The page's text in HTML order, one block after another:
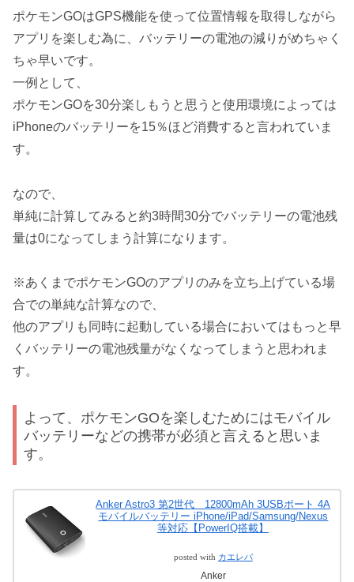
ポケモンGOはGPS機能を使って位置情報を取得しながら
アプリを楽しむ為に、バッテリーの電池の減りがめちゃく
ちゃ早いです。
一例として、
ポケモンGOを30分楽しもうと思うと使用環境によっては
iPhoneのバッテリーを15％ほど消費すると言われていま
す。
なので、
単純に計算してみると約3時間30分でバッテリーの電池残
量は0になってしまう計算になります。
※あくまでポケモンGOのアプリのみを立ち上げている場
合での単純な計算なので、
他のアプリも同時に起動している場合においてはもっと早
くバッテリーの電池残量がなくなってしまうと思われま
す。
よって、ポケモンGOを楽しむためにはモバイル
バッテリーなどの携帯が必須と言えると思いま
す。
Anker Astro3 第2世代 12800mAh 3USBポート 4A
モバイルバッテリー iPhone/iPad/Samsung/Nexus
等対応【PowerIQ搭載】
posted with カエレバ
Anker